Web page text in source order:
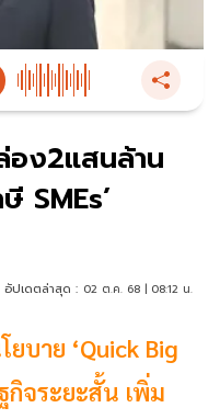
อง2แสนล้าน
SMEs’
อัปเดตล่าสุด : 02 ต.ค. 68 | 08:12 น.
บาย ‘Quick Big
กิจระยะสั้น เพิ่ม